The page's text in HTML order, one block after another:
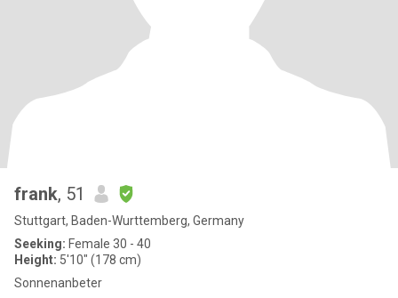
frank, 51
Stuttgart, Baden-Wurttemberg, Germany
Seeking: Female 30 - 40
Height: 5'10" (178 cm)
Sonnenanbeter